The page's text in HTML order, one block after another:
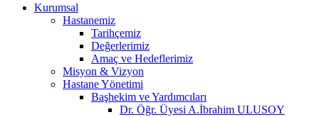
Kurumsal
Hastanemiz
Tarihçemiz
Değerlerimiz
Amaç ve Hedeflerimiz
Misyon & Vizyon
Hastane Yönetimi
Başhekim ve Yardımcıları
Dr. Öğr. Üyesi A.İbrahim ULUSOY